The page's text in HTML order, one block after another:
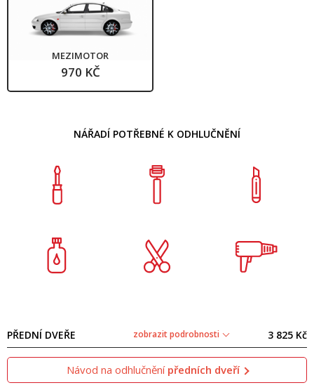
MEZIMOTOR
970 KČ
NÁŘADÍ POTŘEBNÉ K ODHLUČNĚNÍ
PŘEDNÍ DVEŘE zobrazit podrobnosti 3 825 Kč
Návod na odhlučnění předních dveří